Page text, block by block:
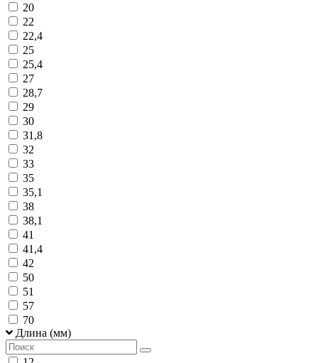
20
22
22,4
25
25,4
27
28,7
29
30
31,8
32
33
35
35,1
38
38,1
41
41,4
42
50
51
57
70
Длина (мм)